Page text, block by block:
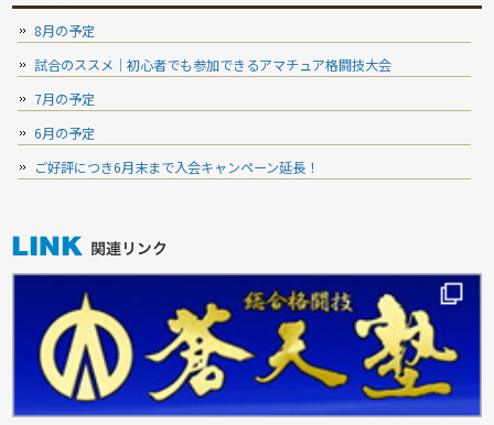
8月の予定
試合のススメ｜初心者でも参加できるアマチュア格闘技大会
7月の予定
6月の予定
ご好評につき6月末まで入会キャンペーン延長！